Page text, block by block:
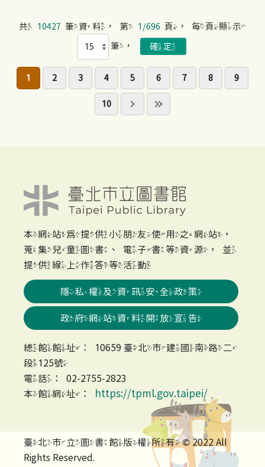
共 10427 筆資料，第 1/696 頁，每頁顯示
筆，
1 2 3 4 5 6 7 8 9
10
本網站為提供小朋友使用之網站，
蒐集兒童圖書、電子書等資源，並
提供線上作答等活動
隱私權及資訊安全政策
政府網站資料開放宣告
總館館址：10659 臺北市建國南路二
段125號
電話：02-2755-2823
本館網址：
https://tpml.gov.taipei/
臺北市立圖書館版權所有 © 2022 All
Rights Reserved.